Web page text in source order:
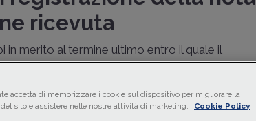
ricevuta
in merito al termine ultimo entro il quale il
può rettificare in diminuzione labase
che riceve lanota di variazionedeve
accetta di memorizzare i cookie sul dispositivo per migliorare la
sito e assistere nelle nostre attività di marketing.
Cookie Policy